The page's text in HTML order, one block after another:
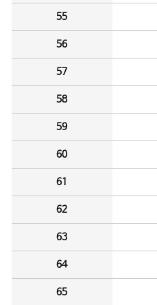
55
56
57
58
59
60
61
62
63
64
65